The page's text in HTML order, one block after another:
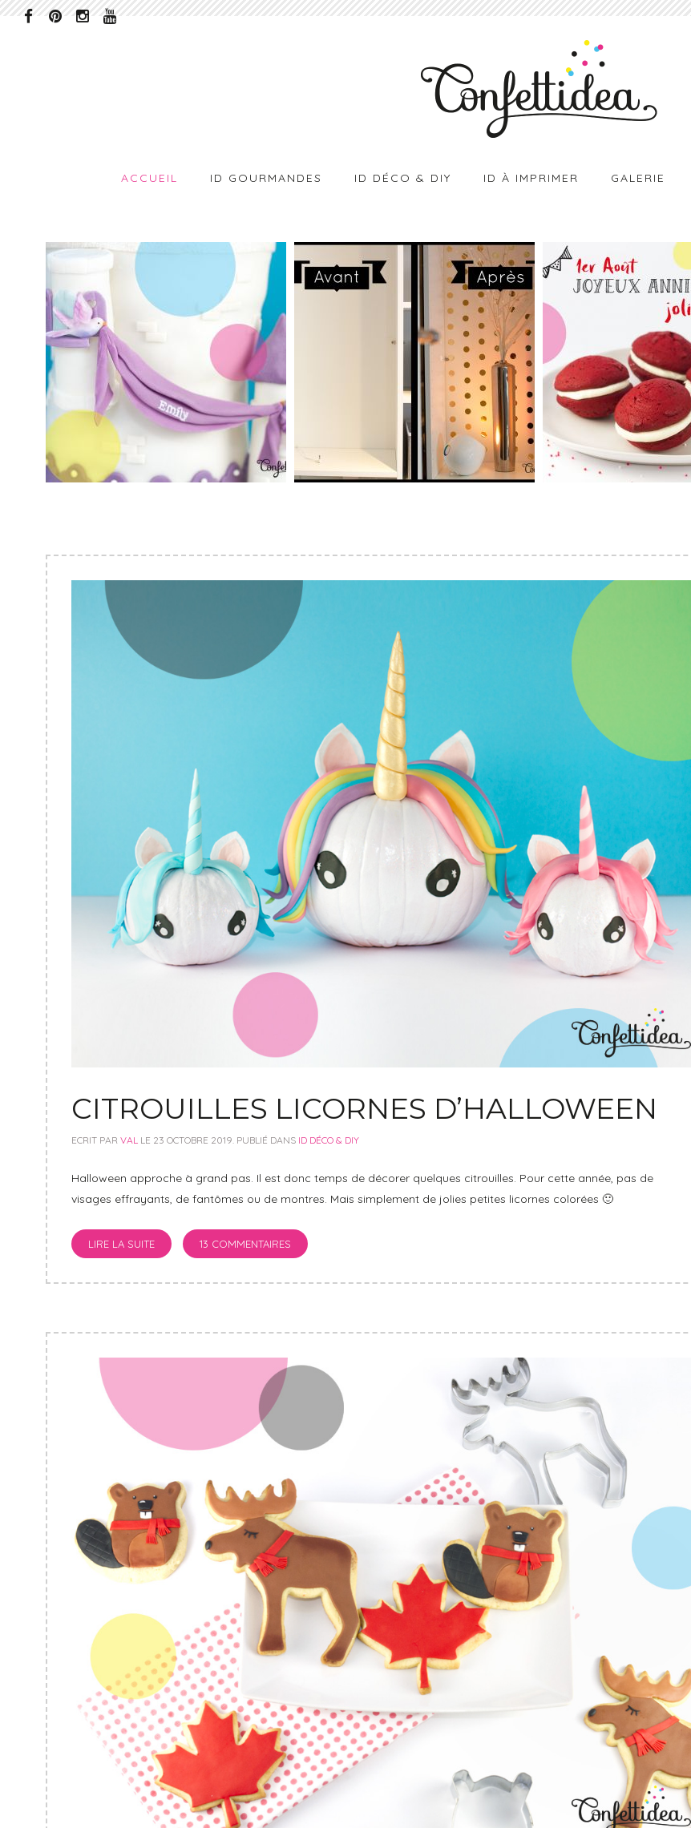
ACCUEIL ID GOURMANDES ID DÉCO & DIY ID À IMPRIMER GALERIE
GÂTEAU
CHÂTEAU
PRINCESSE
SOFIA
DES POINTS,
DES POINTS ET
ENCORE DES
POINTS
1ER
RED
CITROUILLES LICORNES D’HALLOWEEN
ECRIT PAR VAL LE 23 OCTOBRE 2019 . PUBLIÉ DANS ID DÉCO & DIY
Halloween approche à grand pas. Il est donc temps de décorer quelques citrouilles. Pour cette année, pas de
visages effrayants, de fantômes ou de montres. Mais simplement de jolies petites licornes colorées 🙂
LIRE LA SUITE 13 COMMENTAIRES